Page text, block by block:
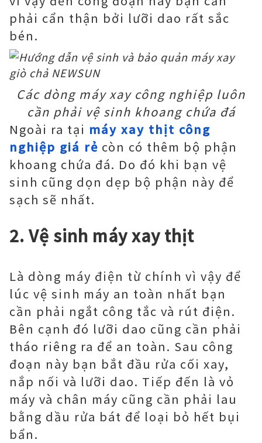
phải cẩn thận bởi lưỡi dao rất sắc
bén.
Các dòng máy xay công nghiệp luôn
cần phải vệ sinh khoang chứa đá
Ngoài ra tại máy xay thịt công
nghiệp giá rẻ còn có thêm bộ phận
khoang chứa đá. Do đó khi bạn vệ
sinh cũng dọn dẹp bộ phận này để
sạch sẽ nhất.
2. Vệ sinh máy xay thịt
Là dòng máy điện từ chính vì vậy để
lúc vệ sinh máy an toàn nhất bạn
cần phải ngắt công tắc và rút điện.
Bên cạnh đó lưỡi dao cũng cần phải
tháo riêng ra để an toàn. Sau công
đoạn này bạn bắt đầu rửa cối xay,
nắp nối và lưỡi dao. Tiếp đến là vỏ
máy và chân máy cũng cần phải lau
bằng dầu rửa bát để loại bỏ hết bụi
bẩn.